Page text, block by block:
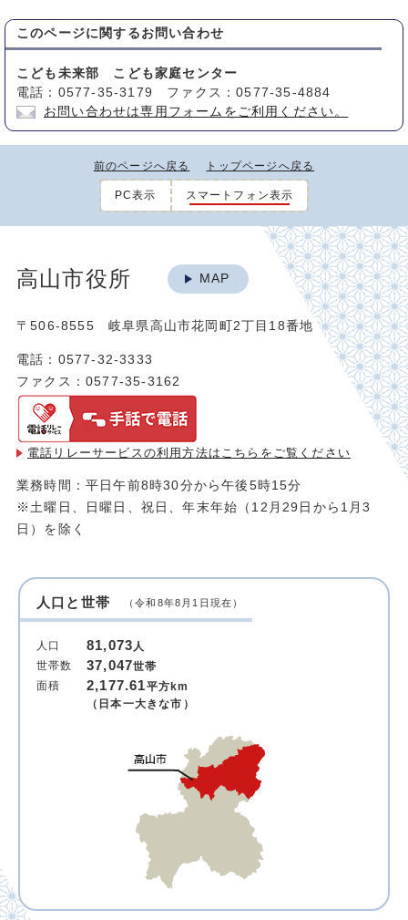
このページに関する お問い合わせ
こども未来部 こども家庭センター
電話：0577-35-3179 ファクス：0577-35-4884
お問い合わせは専用フォームをご利用ください。
前のページへ戻る トップページへ戻る
PC表示 スマートフォン表示
高山市役所 MAP
〒506-8555 岐阜県高山市花岡町2丁目18番地
電話：0577-32-3333
ファクス：0577-35-3162
電話リレーサービスの利用方法は こちらをご覧ください
業務時間：平日午前8時30分から午後5時15分
※土曜日、日曜日、祝日、年末年始（12月29日から1月3
日）を除く
人口と世帯 （令和8年8月1日現在）
人口 81,073人
世帯数
37,047世帯
面積
2,177.61平方km
（日本一大きな市）